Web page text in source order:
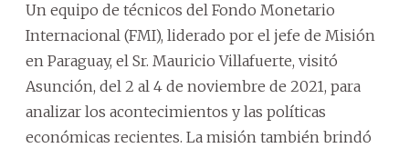
Un equipo de técnicos del Fondo Monetario
Internacional (FMI), liderado por el jefe de Misión
en Paraguay, el Sr. Mauricio Villafuerte, visitó
Asunción, del 2 al 4 de noviembre de 2021, para
analizar los acontecimientos y las políticas
económicas recientes. La misión también brindó